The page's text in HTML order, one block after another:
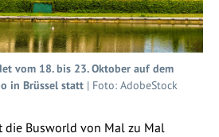
vom 18. bis 23. Oktober auf dem
in Brüssel statt | Foto: AdobeStock
die Busworld von Mal zu Mal